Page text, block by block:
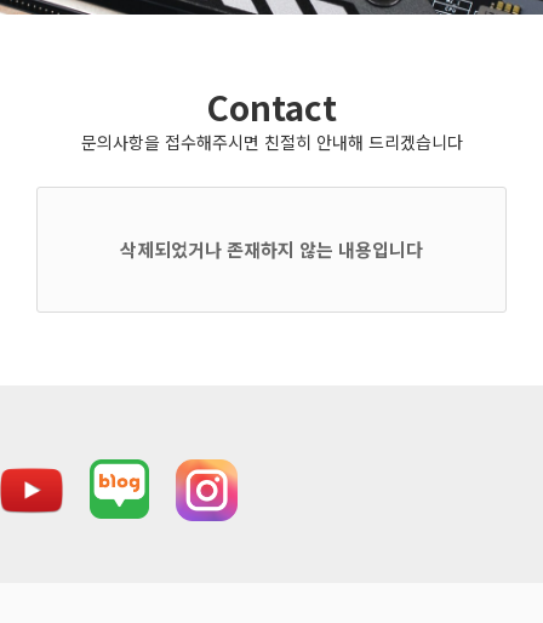
Contact
문의사항을 접수해주시면 친절히 안내해 드리겠습니다
삭제되었거나 존재하지 않는 내용입니다